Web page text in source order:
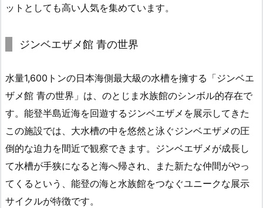
ットとしても高い人気を集めています。
ジンベエザメ館 青の世界
水量1,600トンの日本海側最大級の水槽を擁する「ジンベエ
ザメ館 青の世界」は、のとじま水族館のシンボル的存在で
す。能登半島近海を回遊するジンベエザメを展示してきた
この施設では、大水槽の中を悠然と泳ぐジンベエザメの圧
倒的な迫力を間近で観察できます。ジンベエザメが成長し
て水槽が手狭になると海へ帰され、また新たな仲間がやっ
てくるという、能登の海と水族館をつなぐユニークな展示
サイクルが特徴です。